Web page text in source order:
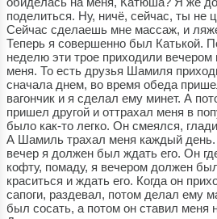
поделиться. Ну, ничё, сейчас, ты не
Сейчас сделаешь мне массаж, и
Теперь я совершенно был Катькой.
неделю эти трое приходили вечером
меня. То есть друзья Шамиля
сначала днем, во время обеда
вагончик и я сделал ему минет. А
пришел другой и оттрахал меня в
было как-то легко. Он смеялся,
А Шамиль трахал меня каждый
вечер я должен был ждать его. Он
кофту, помаду, я вечером должен
краситься и ждать его. Когда он
сапоги, раздевал, потом делал ему
был сосать, а потом он ставил меня